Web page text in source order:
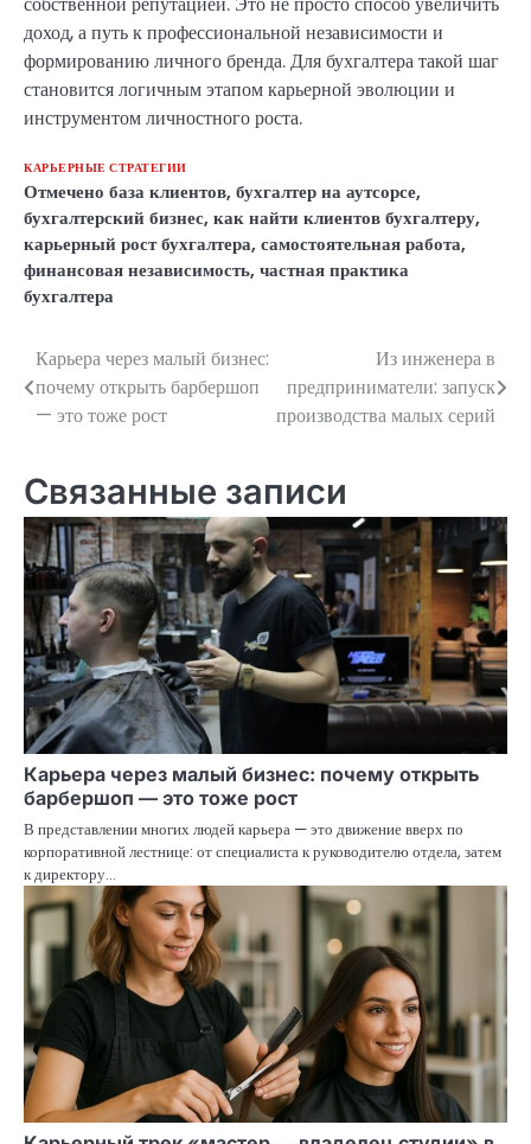
доход, а путь к профессиональной независимости и
формированию личного бренда. Для бухгалтера такой шаг
становится логичным этапом карьерной эволюции и
инструментом личностного роста.
КАРЬЕРНЫЕ СТРАТЕГИИ
Отмечено база клиентов, бухгалтер на аутсорсе,
бухгалтерский бизнес, как найти клиентов бухгалтеру,
карьерный рост бухгалтера, самостоятельная работа,
финансовая независимость, частная практика
бухгалтера
Навигация
по
Карьера через малый бизнес:
почему открыть барбершоп
— это тоже рост
Из инженера в
предприниматели: запуск
производства малых серий
Связанные записи
Карьера через малый бизнес: почему открыть
барбершоп — это тоже рост
В представлении многих людей карьера — это движение вверх по
корпоративной лестнице: от специалиста к руководителю отдела, затем
к директору…